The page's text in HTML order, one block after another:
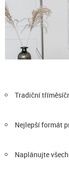
Tradiční
Nejlepší formát
Naplánujte